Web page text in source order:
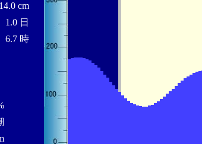
cm
1.0 日
6.7 時